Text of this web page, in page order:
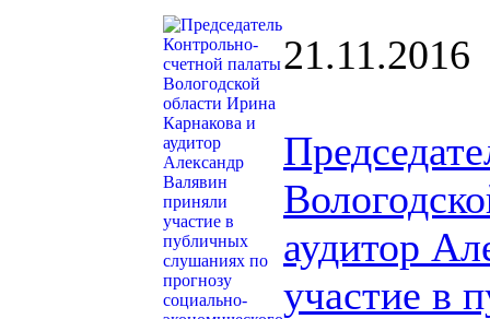
21.11.2016
аудитор
участие в